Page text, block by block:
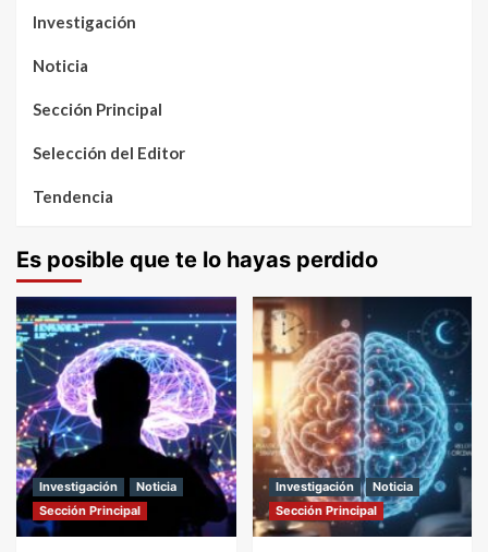
Investigación
Noticia
Sección Principal
Selección del Editor
Tendencia
Es posible que te lo hayas perdido
Investigación
Noticia
Sección Principal
Investigación
Noticia
Sección Principal